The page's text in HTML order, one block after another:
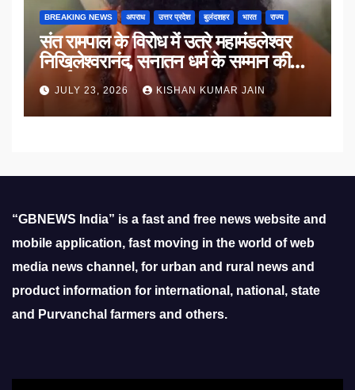
BREAKING NEWS अपराध उत्तर प्रदेश बुलंदशहर भारत राज्य
संत रामपाल के विरोध में उतरे महामंडलेश्वर
निखिलेश्वरानंद, सनातन धर्म के सम्मान की
उठाई मांग
JULY 23, 2026 KISHAN KUMAR JAIN
“GBNEWS India” is a fast and free news website and
mobile application, fast moving in the world of web
media news channel, for urban and rural news and
product information for international, national, state
and Purvanchal farmers and others.